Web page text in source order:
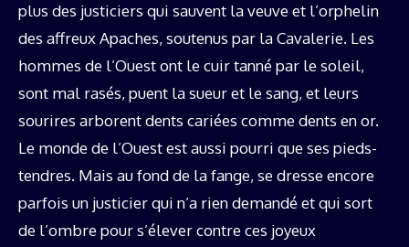
plus des justiciers qui sauvent la veuve et l’orphelin
des affreux Apaches, soutenus par la Cavalerie. Les
hommes de l’Ouest ont le cuir tanné par le soleil,
sont mal rasés, puent la sueur et le sang, et leurs
sourires arborent dents cariées comme dents en or.
Le monde de l’Ouest est aussi pourri que ses pieds-
tendres. Mais au fond de la fange, se dresse encore
parfois un justicier qui n’a rien demandé et qui sort
de l’ombre pour s’élever contre ces joyeux